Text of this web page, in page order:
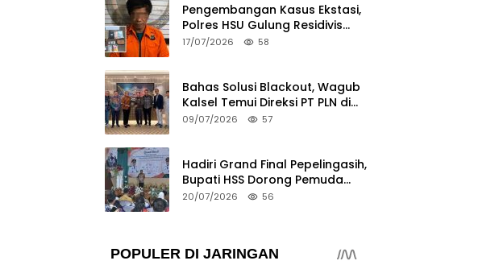
Pengembangan Kasus Ekstasi,
Polres HSU Gulung Residivis
Narkoba di HST
17/07/2026 58
Bahas Solusi Blackout, Wagub
Kalsel Temui Direksi PT PLN di
Jakarta
09/07/2026 57
Hadiri Grand Final Pepelingasih,
Bupati HSS Dorong Pemuda
Peduli Lingkungan
20/07/2026 56